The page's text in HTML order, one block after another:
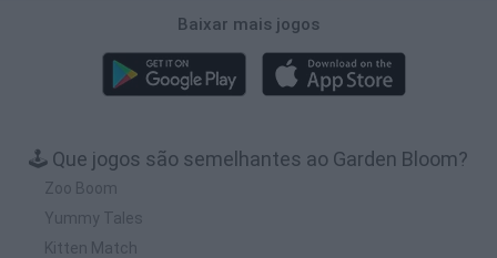
Baixar mais jogos
🕹️ Que jogos são semelhantes ao Garden Bloom?
Zoo Boom
Yummy Tales
Kitten Match